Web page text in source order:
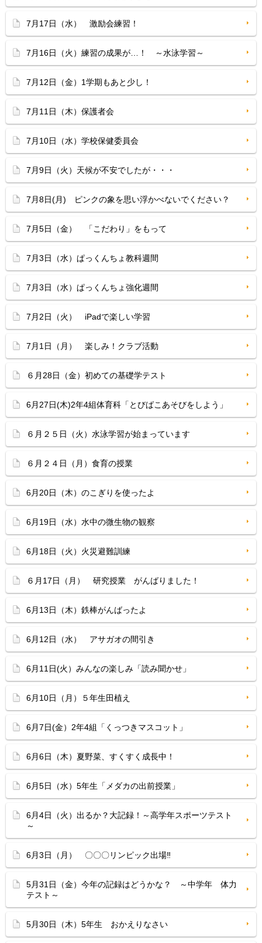
7月17日（水） 激励会練習！
7月16日（火）練習の成果が…！ ～水泳学習～
7月12日（金）1学期もあと少し！
7月11日（木）保護者会
7月10日（水）学校保健委員会
7月9日（火）天候が不安でしたが・・・
7月8日(月) ピンクの象を思い浮かべないでください？
7月5日（金） 「こだわり」をもって
7月3日（水）ぱっくんちょ教科週間
7月3日（水）ぱっくんちょ強化週間
7月2日（火） iPadで楽しい学習
7月1日（月） 楽しみ！クラブ活動
６月28日（金）初めての基礎学テスト
6月27日(木)2年4組体育科「とびばこあそびをしよう」
６月２５日（火）水泳学習が始まっています
６月２４日（月）食育の授業
6月20日（木）のこぎりを使ったよ
6月19日（水）水中の微生物の観察
6月18日（火）火災避難訓練
６月17日（月） 研究授業 がんばりました！
6月13日（木）鉄棒がんばったよ
6月12日（水） アサガオの間引き
6月11日(火）みんなの楽しみ「読み聞かせ」
6月10日（月）５年生田植え
6月7日(金）2年4組「くっつきマスコット」
6月6日（木）夏野菜、すくすく成長中！
6月5日（水）5年生「メダカの出前授業」
6月4日（火）出るか？大記録！～高学年スポーツテスト
～
6月3日（月） 〇〇〇リンピック出場‼
5月31日（金）今年の記録はどうかな？ ～中学年 体力
テスト～
5月30日（木）5年生 おかえりなさい